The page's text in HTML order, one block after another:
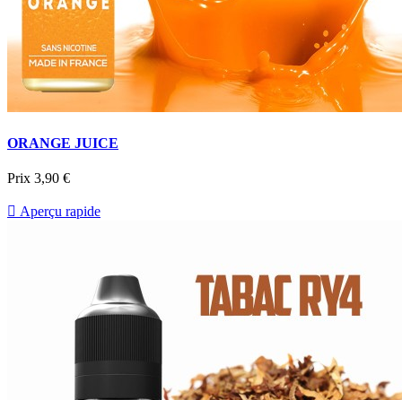
ORANGE JUICE
Prix 3,90 €
 Aperçu rapide